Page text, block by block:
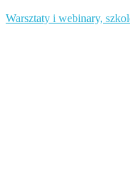
Warsztaty i webinary,